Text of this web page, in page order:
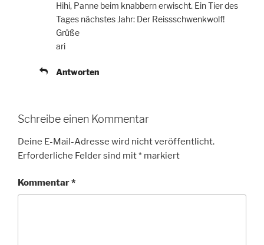
Hihi, Panne beim knabbern erwischt. Ein Tier des
Tages nächstes Jahr: Der Reissschwenkwolf!
Grüße
ari
Antworten
Schreibe einen Kommentar
Deine E-Mail-Adresse wird nicht veröffentlicht.
Erforderliche Felder sind mit* markiert
Kommentar*